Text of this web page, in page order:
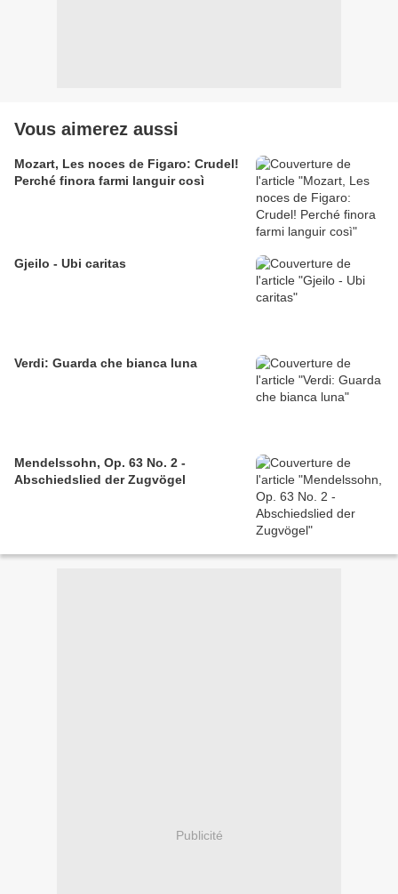
Vous aimerez aussi
Mozart, Les noces de Figaro: Crudel!
Perché finora farmi languir così
Gjeilo - Ubi caritas
Verdi: Guarda che bianca luna
Mendelssohn, Op. 63 No. 2 -
Abschiedslied der Zugvögel
Publicité